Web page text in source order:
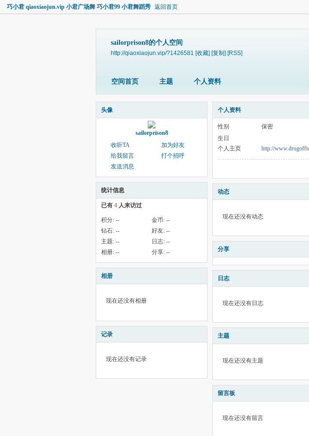
巧小君 qiaoxiaojun.vip 小君广场舞 巧小君99 小君舞蹈秀 返回首页
sailorprison8的个人空间
http://qiaoxiaojun.vip/?1426581 [收藏] [复制] [RSS]
空间首页 主题 个人资料
头像
sailorprison8
收听TA
加为好友
给我留言
打个招呼
发送消息
统计信息
已有 4 人来访过
积分: -- 金币: --
钻石: -- 好友: --
主题: -- 日志: --
相册: -- 分享: --
相册
现在还没有相册
记录
现在还没有记录
个人资料
性别
保密
生日
个人主页
http://
动态
现在还没有动态
分享
日志
现在还没有日志
主题
现在还没有主题
留言板
现在还没有留言